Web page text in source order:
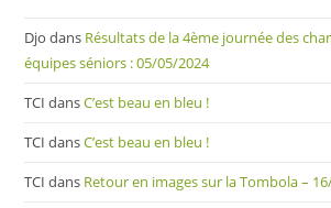
Djo dans Résultats de la 4ème journée des
équipes séniors : 05/05/2024
TCI dansC’est beau en bleu !
TCI dansC’est beau en bleu !
TCI dans Retour en images sur la Tombola –